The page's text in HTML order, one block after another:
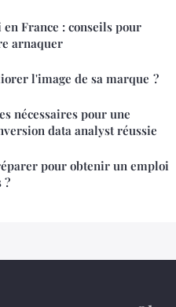
France : conseils pour
arnaquer
l'image de sa marque ?
nécessaires pour une
data analyst réussie
pour obtenir un emploi
?